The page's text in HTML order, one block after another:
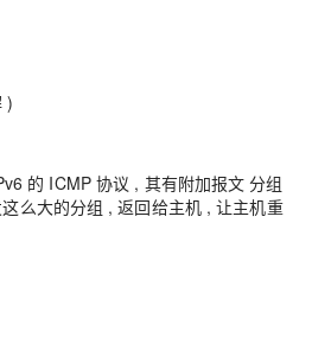
)
的 ICMP 协议 , 其有附加报文 分组
么大的分组 , 返回给主机 , 让主机重